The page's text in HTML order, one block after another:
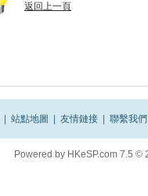
返回上一頁
站點地圖 友情鏈接 聯繫我們
Powered by HKeSP.com 7.5 ©